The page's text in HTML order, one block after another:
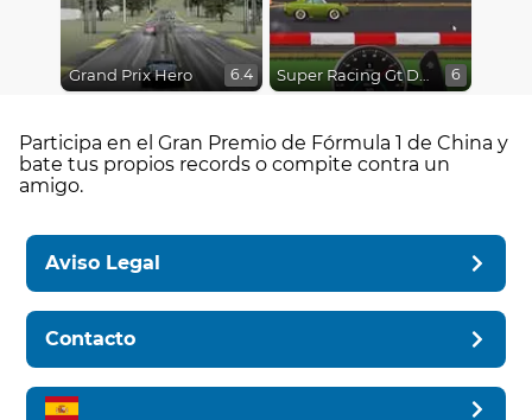
Grand Prix Hero 6.4 Super Racing Gt Drag Pro 6
Participa en el Gran Premio de Fórmula 1 de China y
bate tus propios records o compite contra un
amigo.
Aviso Legal
Contacto